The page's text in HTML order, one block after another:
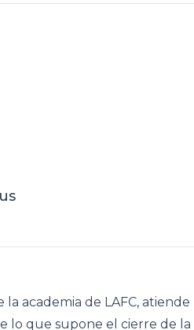
academia de LAFC,
lo que supone el cierre de